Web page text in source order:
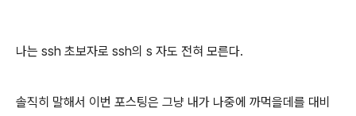
나는 ssh 초보자로 ssh의 s 자도 전혀 모른다.
솔직히 말해서 이번 포스팅은 그냥 내가 나중에 까먹을데를 대비